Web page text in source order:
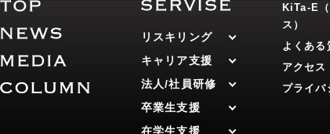
リスキリング
キャリア支援
法人/社員研修
卒業生支援
在学生支援
KiTa-E
ス）
よくある
アクセス
プライバ